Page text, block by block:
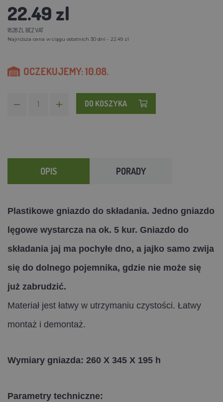
22.49 zl
18.28 ZL BEZ VAT
Najniższa cena w ciągu ostatnich 30 dni - 22.49 zl
OCZEKUJEMY: 10.08.
DO KOSZYKA
OPIS PORADY
Plastikowe gniazdo do składania. Jedno gniazdo
lęgowe wystarcza na ok. 5 kur. Gniazdo do
składania jaj ma pochyłe dno, a jajko samo zwija
się do dolnego pojemnika, gdzie nie może się
już zabrudzić.
Materiał jest łatwy w utrzymaniu czystości. Łatwy
montaż i demontaż.
Wymiary gniazda: 260 X 345 X 195 h
Parametry techniczne: